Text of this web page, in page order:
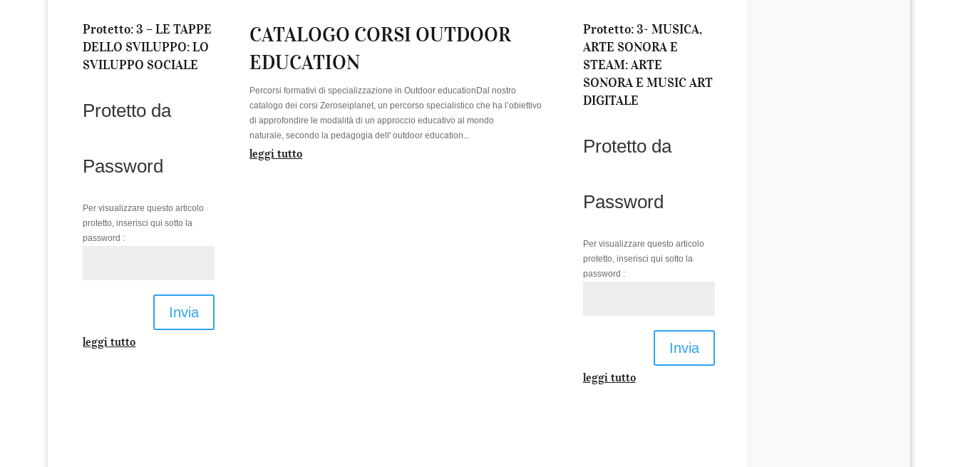
Protetto: 3 – LE TAPPE
DELLO SVILUPPO: LO
SVILUPPO SOCIALE
Protetto da
Password
Per visualizzare questo articolo
protetto, inserisci qui sotto la
password :
Invia
leggi tutto
CATALOGO CORSI OUTDOOR
EDUCATION
Percorsi formativi di specializzazione in Outdoor educationDal nostro
catalogo dei corsi Zeroseiplanet, un percorso specialistico che ha l’obiettivo
di approfondire le modalità di un approccio educativo al mondo
naturale, secondo la pedagogia dell' outdoor education...
leggi tutto
Protetto: 3- MUSICA,
ARTE SONORA E
STEAM: ARTE
SONORA E MUSIC ART
DIGITALE
Protetto da
Password
Per visualizzare questo articolo
protetto, inserisci qui sotto la
password :
Invia
leggi tutto